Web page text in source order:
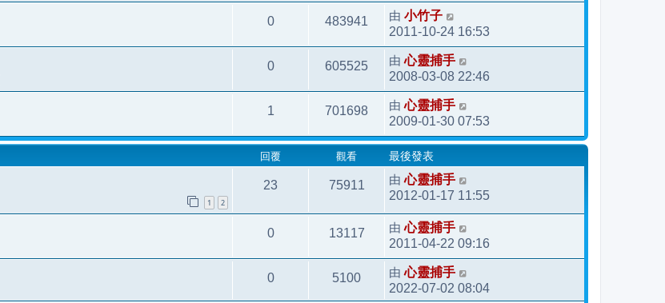
0 483941 由 小竹子
2011-10-24 16:53
0 605525 由心靈捕手
2008-03-08 22:46
1 701698 由心靈捕手
2009-01-30 07:53
回覆 觀看 最後發表
1 2
23 75911 由心靈捕手
2012-01-17 11:55
0 13117 由心靈捕手
2011-04-22 09:16
0 5100 由心靈捕手
2022-07-02 08:04